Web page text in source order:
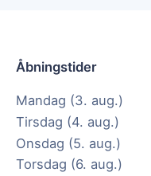
Åbningstider
Mandag (3. aug.)
Tirsdag (4. aug.)
Onsdag (5. aug.)
Torsdag (6. aug.)